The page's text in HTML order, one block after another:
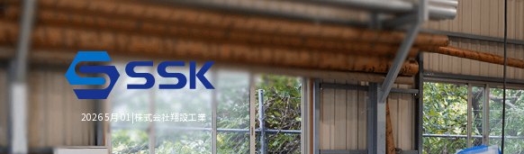
2026 5月 01|株式会社翔設工業